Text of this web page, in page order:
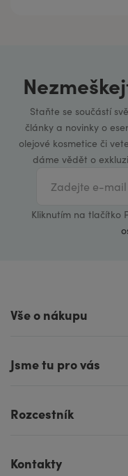
Staňte se součástí
články a novinky o
olejové kosmetice či
dáme vědět o
Kliknutím na tlačítko
Vše o nákupu
Jsme tu pro vás
Rozcestník
Kontakty